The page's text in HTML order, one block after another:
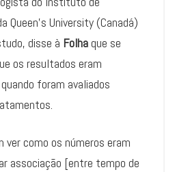
Queen’s University (Canadá)
disse à Folhaque se
os resultados eram
foram avaliados
ver como os números eram
associação [entre tempo de